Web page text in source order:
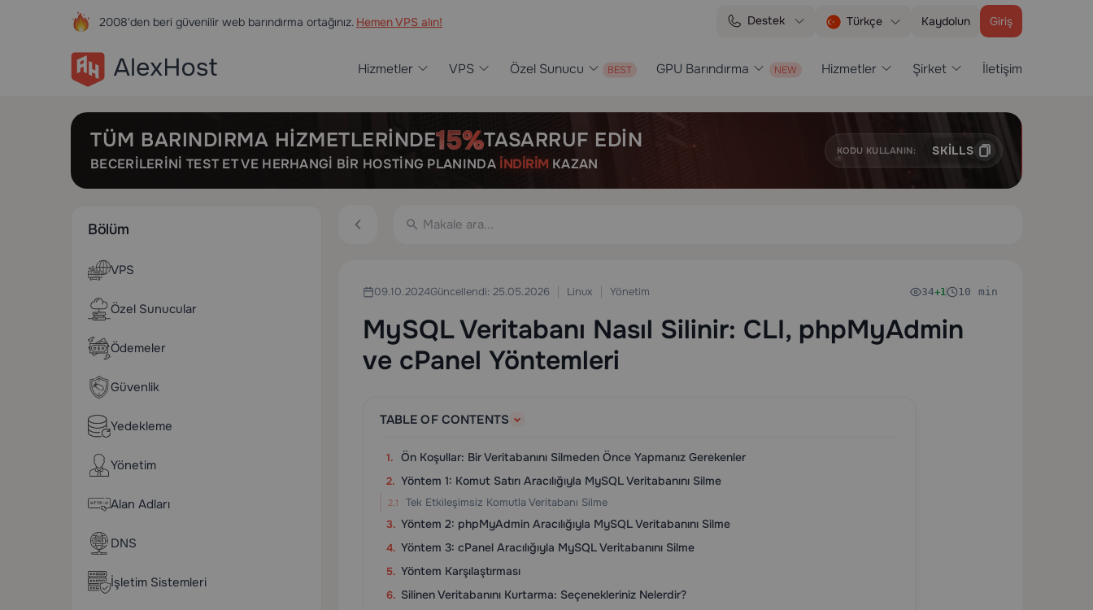
2008'den beri güvenilir web barındırma ortağınız. Hemen VPS alın! Destek Türkçe Kaydolun Giriş
Hizmetler VPS Özel Sunucu GPU Barındırma Hizmetler Şirket İletişim
TÜM BARINDIRMA HIZMETLERINDE TASARRUF EDIN
BECERILERINI TEST ET VE HERHANGI BIR HOSTING PLANINDA İNDIRIMKAZAN
KODU KULLANIN: SKILLS
Bölüm
VPS
Özel Sunucular
Ödemeler
Güvenlik
Yedekleme
Yönetim
Alan Adları
DNS
İşletim Sistemleri
09.10.2024Güncellendi: 25.05.2026 Linux Yönetim 34+1 10 min
MySQL Veritabanı Nasıl Silinir: CLI, phpMyAdmin
ve cPanel Yöntemleri
TABLE OF CONTENTS
Ön Koşullar: Bir Veritabanını Silmeden Önce Yapmanız Gerekenler
Yöntem 1: Komut Satırı Aracılığıyla MySQL Veritabanını Silme
Tek Etkileşimsiz Komutla Veritabanı Silme
Yöntem 2: phpMyAdmin Aracılığıyla MySQL Veritabanını Silme
Yöntem 3: cPanel Aracılığıyla MySQL Veritabanını Silme
Yöntem Karşılaştırması
Silinen Veritabanını Kurtarma: Seçenekleriniz Nelerdir?